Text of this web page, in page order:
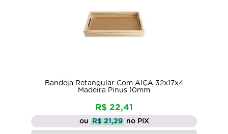
Bandeja Retangular Com AlÇA 32x17x4
Madeira Pinus 10mm
R$ 22,41
ou R$ 21,29 no PIX